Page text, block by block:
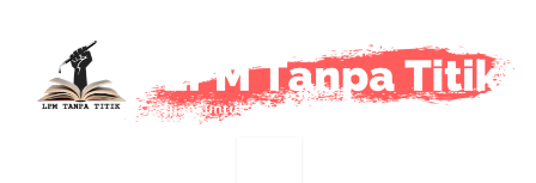
content